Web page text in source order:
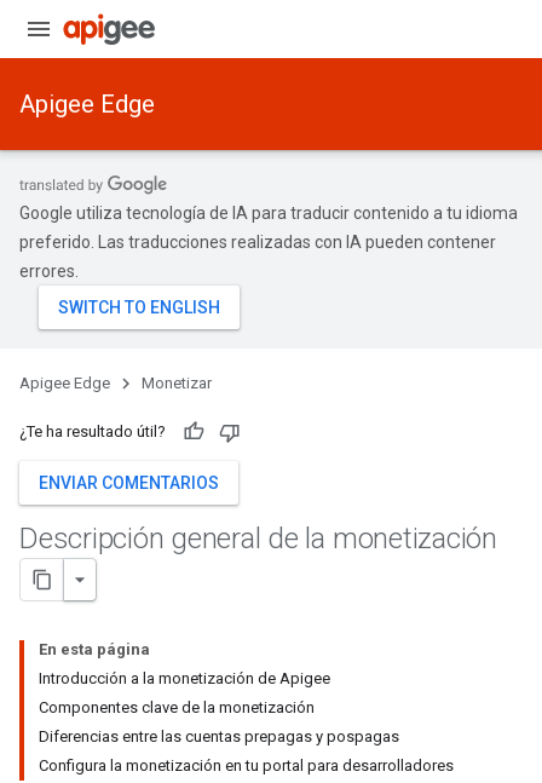
Apigee Edge
Google utiliza tecnología de IA para traducir contenido a tu idioma
preferido. Las traducciones realizadas con IA pueden contener
errores.
Apigee Edge Monetizar
¿Te ha resultado útil?
ENVIAR COMENTARIOS
Descripción general de la monetización
En esta página
Introducción a la monetización de Apigee
Componentes clave de la monetización
Diferencias entre las cuentas prepagas y pospagas
Configura la monetización en tu portal para desarrolladores